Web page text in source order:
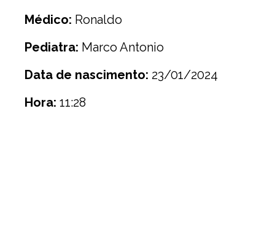
Médico: Ronaldo
Pediatra: Marco Antonio
Data de nascimento: 23/01/2024
Hora: 11:28